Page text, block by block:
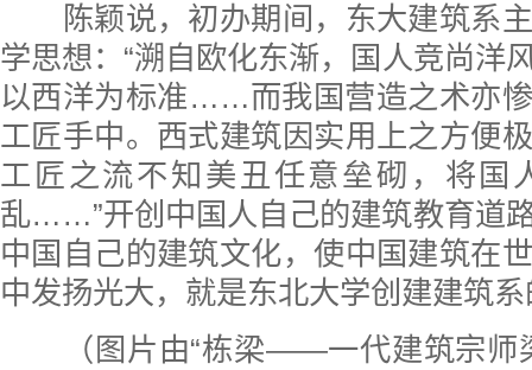
陈颖说，初办期间，东大建筑系主
学思想：“溯自欧化东渐，国人竞尚洋
以西洋为标准……而我国营造之术亦
工匠手中。西式建筑因实用上之方便
工匠之流不知美丑任意垒砌，将国
乱……”开创中国人自己的建筑教育道
中国自己的建筑文化，使中国建筑在
中发扬光大，就是东北大学创建建筑
（图片由“栋梁——一代建筑宗师